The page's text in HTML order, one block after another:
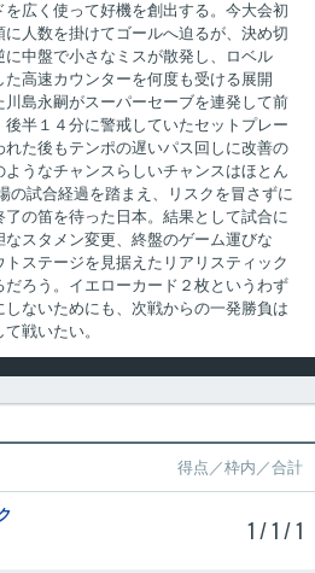
広く使って好機を創出する。今大会初
人数を掛けてゴールへ迫るが、決め切
中盤で小さなミスが散発し、ロベル
高速カウンターを何度も受ける展開
島永嗣がスーパーセーブを連発して前
半１４分に警戒していたセットプレー
た後もテンポの遅いパス回しに改善の
うなチャンスらしいチャンスはほとん
の試合経過を踏まえ、リスクを冒さずに
の笛を待った日本。結果として試合に
スタメン変更、終盤のゲーム運びな
ステージを見据えたリアリスティック
ろう。イエローカード２枚というわず
ないためにも、次戦からの一発勝負は
戦いたい。
得点／枠内／合計
1 / 1 / 1